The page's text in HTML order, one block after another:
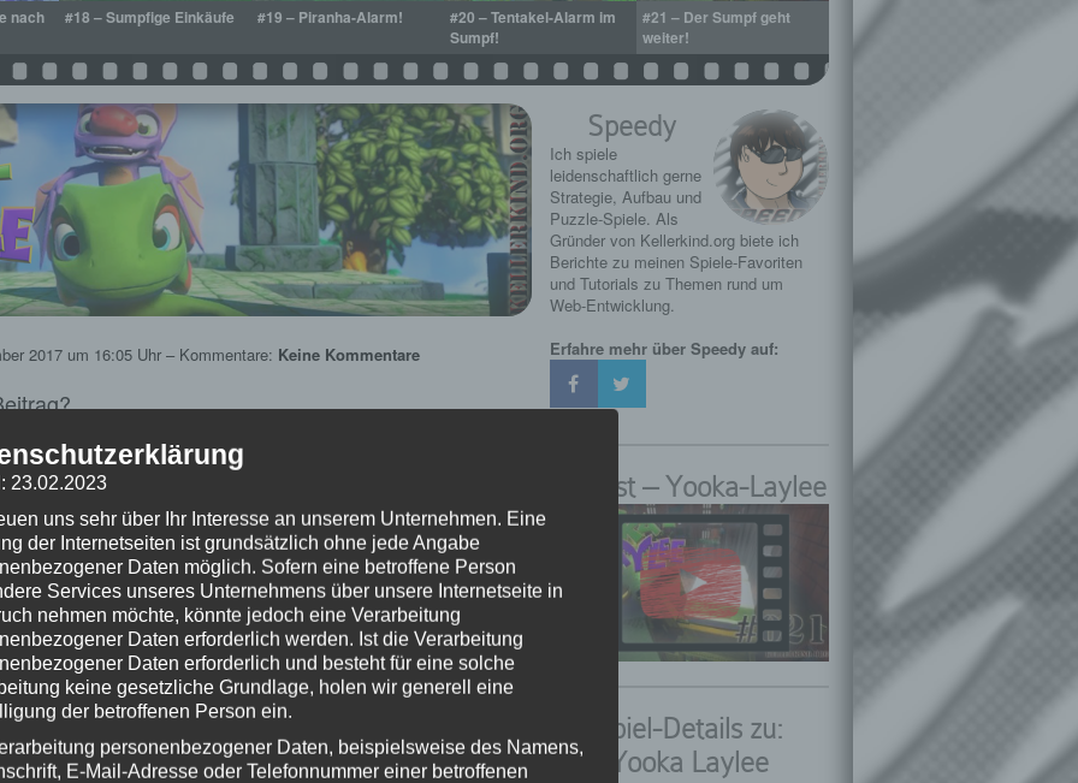
nach
#18 – Sumpfige Einkäufe #19 – Piranha-Alarm!
#20 – Tentakel-Alarm im
Sumpf!
#21 – Der Sumpf geht
weiter!
2017 um 16:05 Uhr – Kommentare: Keine Kommentare
(Bisher keine Bewertungen)
★ Yooka-Laylee ★
#021 – Der Sumpf geht weiter!
die das Spiel damals auf Kickstarter unterstützt haben und es
Köpfe von Playtonic Games (manche davon ehemals Rare) ihren
Tat umsetzen konnten.
euch in diesem Let’s Play durch die wundervolle Welt, die an so
aufgreift, und es in dem Yooka-Laylee Flair perfekt rüberbringt.
Speedy
Ich spiele
leidenschaftlich gerne
Strategie, Aufbau und
Puzzle-Spiele. Als
Gründer von Kellerkind.org biete ich
Berichte zu meinen Spiele-Favoriten
und Tutorials zu Themen rund um
Web-Entwicklung.
Erfahre mehr über Speedy auf:
Playlist – Yooka-Laylee
Spiel-Details zu:
Yooka Laylee
23.02.2023
uns sehr über Ihr Interesse an unserem Unternehmen. Eine
der Internetseiten ist grundsätzlich ohne jede Angabe
Daten möglich. Sofern eine betroffene Person
Services unseres Unternehmens über unsere Internetseite in
nehmen möchte, könnte jedoch eine Verarbeitung
Daten erforderlich werden. Ist die Verarbeitung
Daten erforderlich und besteht für eine solche
keine gesetzliche Grundlage, holen wir generell eine
der betroffenen Person ein.
personenbezogener Daten, beispielsweise des Namens,
E-Mail-Adresse oder Telefonnummer einer betroffenen